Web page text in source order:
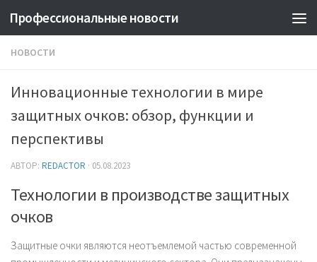
Профессиональные новости
НОВОСТИ
Инновационные технологии в мире
защитных очков: обзор, функции и
перспективы
АВТОР: REDACTOR · 05.08.2023
Технологии в производстве защитных
очков
Защитные очки являются неотъемлемой частью современной